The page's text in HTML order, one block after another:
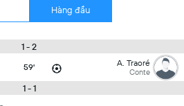
Hàng đầu
1 - 2
59' A. Traoré
Conte
1 - 1